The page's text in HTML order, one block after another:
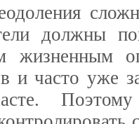
должны
жизненным
и часто уже